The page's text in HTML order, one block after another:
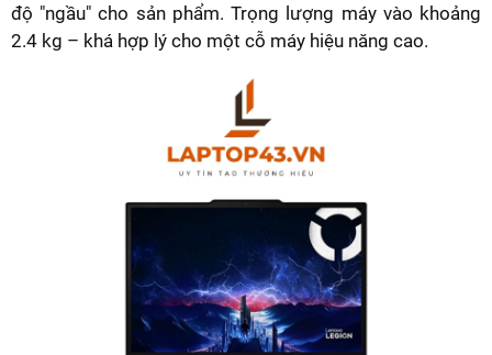
độ "ngầu" cho sản phẩm. Trọng lượng máy vào khoảng
2.4 kg – khá hợp lý cho một cỗ máy hiệu năng cao.